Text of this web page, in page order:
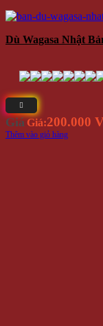
Dù Wagasa Nhật
Giá Giá:200.000
Thêm vào giỏ hàng